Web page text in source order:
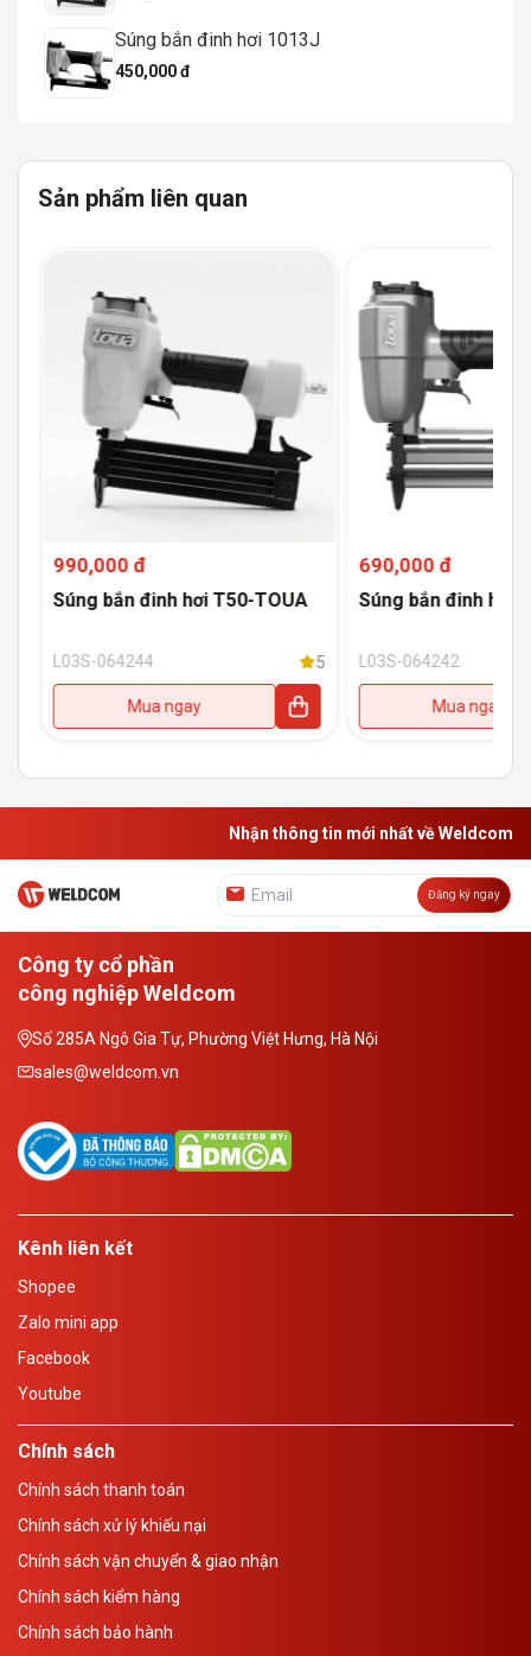
Súng bắn đinh hơi 1013J
450,000 đ
Sản phẩm liên quan
990,000 đ
Súng bắn đinh hơi T50-TOUA
L03S-064244 5
Mua ngay
690,000 đ
Súng bắn đinh hơi
L03S-064242
Mua ngay
Nhận thông tin mới nhất về Weldcom
Đăng ký ngay
Công ty cổ phần
công nghiệp Weldcom
Số 285A Ngô Gia Tự, Phường Việt Hưng, Hà Nội
sales@weldcom.vn
Kênh liên kết
Shopee
Zalo mini app
Facebook
Youtube
Chính sách
Chính sách thanh toán
Chính sách xử lý khiếu nại
Chính sách vận chuyển & giao nhận
Chính sách kiểm hàng
Chính sách bảo hành